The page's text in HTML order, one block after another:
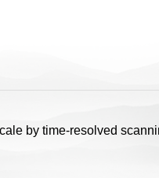
by time-resolved